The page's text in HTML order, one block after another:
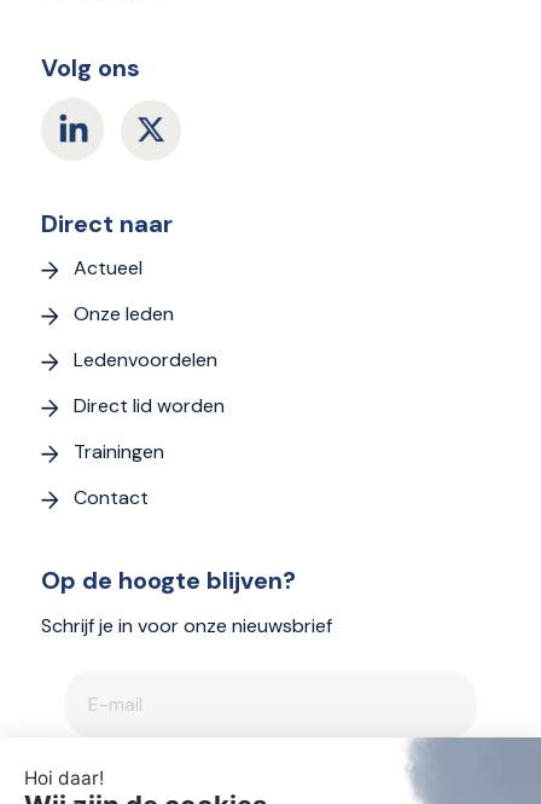
Volg ons
Direct naar
Actueel
Onze leden
Ledenvoordelen
Direct lid worden
Trainingen
Contact
Op de hoogte blijven?
Schrijf je in voor onze nieuwsbrief